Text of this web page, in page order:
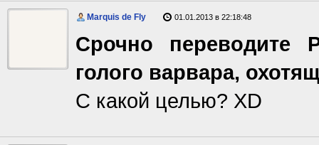
Marquis de Fly 01.01.2013 в 22:18:48
Срочно переводите
голого варвара,
С какой целью? XD